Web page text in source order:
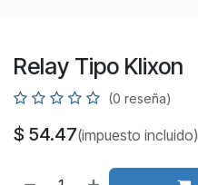
Relay Tipo Klixon
(0 reseña)
$ 54.47(impuesto incluido)